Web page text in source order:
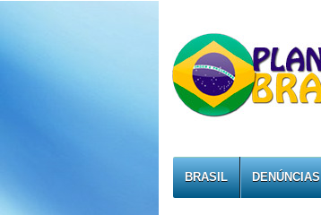
BRASIL DENÚNCIAS